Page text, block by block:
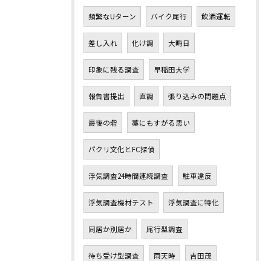
頻繁なUターン バイク尾行 飲酒運転
差し入れ 化け調 大晦日
印象に残る調査 早稲田大学
報告書提出 直調 張り込みの問題点
最後の砦 藁にもすがる思い
パクリ文化とFC探偵
浮気調査24時間連続調査 駐車違反
浮気調査機材テスト 浮気調査に特化
同居か別居か 尾行型調査
待ち受け型調査 雨天時 吉田茂